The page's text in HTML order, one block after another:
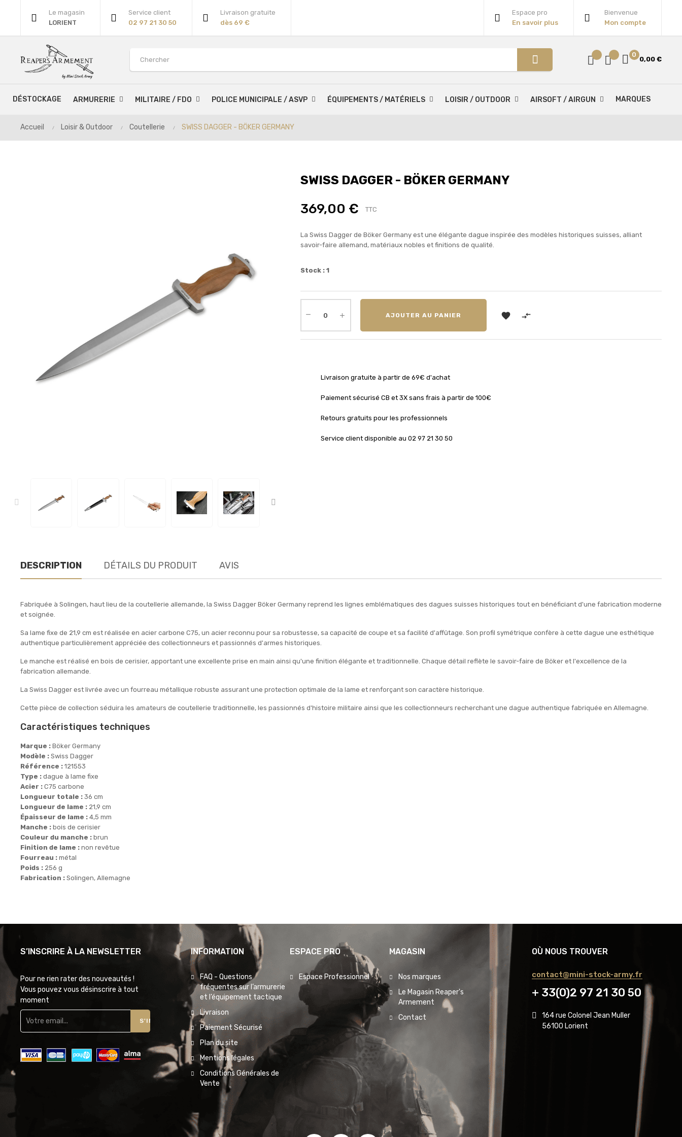
Le magasin
LORIENT
Service client
02 97 21 30 50
Livraison gratuite
dès 69 €
Bienvenue
Mon compte
Espace pro
En savoir plus
0
0,00 €
DÉSTOCKAGE ARMURERIE MILITAIRE / FDO POLICE MUNICIPALE / ASVP ÉQUIPEMENTS / MATÉRIELS LOISIR / OUTDOOR AIRSOFT / AIRGUN MARQUES
Accueil Loisir & Outdoor Coutellerie SWISS DAGGER - BÖKER GERMANY
SWISS DAGGER - BÖKER GERMANY
369,00 € TTC
La Swiss Dagger de Böker Germany est une élégante dague inspirée des modèles historiques suisses, alliant
savoir-faire allemand, matériaux nobles et finitions de qualité.
Stock : 1
AJOUTER AU PANIER  
Livraison gratuite à partir de 69€ d'achat
Paiement sécurisé CB et 3X sans frais à partir de 100€
Retours gratuits pour les professionnels
Service client disponible au 02 97 21 30 50
DESCRIPTION DÉTAILS DU PRODUIT AVIS
Fabriquée à Solingen, haut lieu de la coutellerie allemande, la Swiss Dagger Böker Germany reprend les lignes emblématiques des dagues suisses historiques tout en bénéficiant d'une fabrication moderne
et soignée.
Sa lame fixe de 21,9 cm est réalisée en acier carbone C75, un acier reconnu pour sa robustesse, sa capacité de coupe et sa facilité d'affûtage. Son profil symétrique confère à cette dague une esthétique
authentique particulièrement appréciée des collectionneurs et passionnés d'armes historiques.
Le manche est réalisé en bois de cerisier, apportant une excellente prise en main ainsi qu'une finition élégante et traditionnelle. Chaque détail reflète le savoir-faire de Böker et l'excellence de la
fabrication allemande.
La Swiss Dagger est livrée avec un fourreau métallique robuste assurant une protection optimale de la lame et renforçant son caractère historique.
Cette pièce de collection séduira les amateurs de coutellerie traditionnelle, les passionnés d'histoire militaire ainsi que les collectionneurs recherchant une dague authentique fabriquée en Allemagne.
Caractéristiques techniques
Marque : Böker Germany
Modèle : Swiss Dagger
Référence : 121553
Type : dague à lame fixe
Acier : C75 carbone
Longueur totale : 36 cm
Longueur de lame : 21,9 cm
Épaisseur de lame : 4,5 mm
Manche : bois de cerisier
Couleur du manche : brun
Finition de lame : non revêtue
Fourreau : métal
Poids : 256 g
Fabrication : Solingen, Allemagne
S’INSCRIRE À LA NEWSLETTER
Pour ne rien rater des nouveautés !
Vous pouvez vous désinscrire à tout
moment
S'INSCRIRE
OÙ NOUS TROUVER
contact@mini-stock-army.fr
+ 33(0)2 97 21 30 50
164 rue Colonel Jean Muller
56100 Lorient
INFORMATION
FAQ - Questions
fréquentes sur l’armurerie
et l’équipement tactique
Livraison
Paiement Sécurisé
Plan du site
Mentions légales
Conditions Générales de
Vente
ESPACE PRO
Espace Professionnel
MAGASIN
Nos marques
Le Magasin Reaper's
Armement
Contact